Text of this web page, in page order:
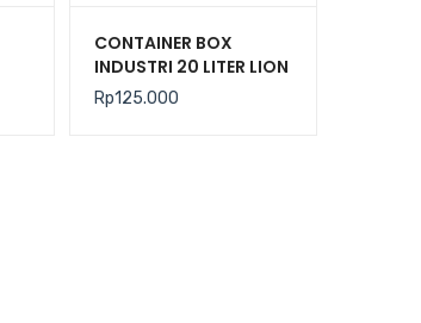
CONTAINER BOX
INDUSTRI 20 LITER LION
STAR IC-36 FORTE
CRATE 101 UKURAN
Rp125.000